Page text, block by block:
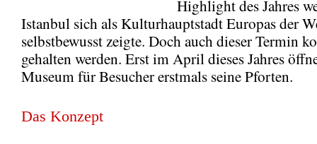
Highlight des Jahres
Istanbul sich als Kulturhauptstadt Europas der
selbstbewusst zeigte. Doch auch dieser Termin
gehalten werden. Erst im April dieses Jahres
Museum für Besucher erstmals seine Pforten.
Das Konzept